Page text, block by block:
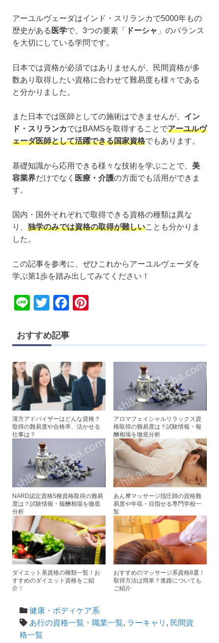
アーユルヴェーダはインド・スリランカで5000年もの
歴史がある 医学で、3つの要素「 ドーシャ 」のバランス
を大切にしている学問です。
日本では資格が必須ではありませんが、民間資格が多
数あり取得したい資格に合わせて難易度も様々である
と分かりました。
また日本では医師としての施術はできませんが、 イン
ド・スリランカではBAMSを取得することでアーユルヴ
ェーダ医師として活躍できる国家資格でもあります。
基礎知識から応用できる様々な技術を学ぶことで、 美
容業界だけでなく 医療・介護の方面でも活用ができま
す。
国内・国外それぞれで取得できる資格の種類は異な
り、 独学のみでは資格の取得が難しいことも分かりま
した。
この記事を参考に、ぜひこれからアーユルヴェーダを
学ぶ第1歩を踏み出してみてください！
Li
e
T
tt
er
F
c
b
o
o
k
st
おすすめ記事
漢方アドバイザーはどんな資格？
取得の難易度や合格率、活かせる
仕事は？
アロマフェイシャルリラックス資
格取得の難易度は？試験情報・報
酬相場を徹底分析
NARD認定資格5種資格取得の難易
度は？試験情報・報酬相場を徹底
分析
あん摩マッサージ指圧師の資格難
易度や年収・目指せる専門学校一
覧
ダイエット系資格の種類一覧！お
すすめのダイエット資格をご紹
介！
おすすめのマッサージ系資格8選！
取得方法は簡単？進路についても
ご紹介
健康・ボディケア系
あ行の資格一覧・職業一覧, ラーキャリ , 民間資
格一覧